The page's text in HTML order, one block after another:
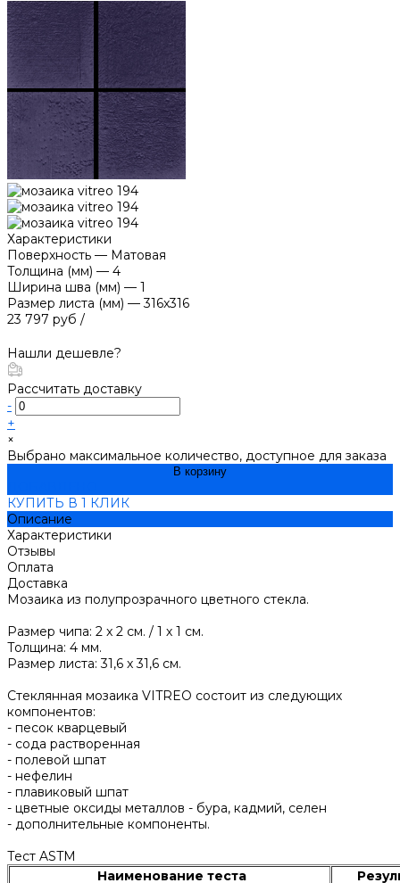
Характеристики
Поверхность — Матовая
Толщина (мм) — 4
Ширина шва (мм) — 1
Размер листа (мм) — 316x316
23 797 руб /
Нашли дешевле?
Рассчитать доставку
-
+
×
Выбрано максимальное количество, доступное для заказа
В корзину
КУПИТЬ В 1 КЛИК
Описание
Характеристики
Отзывы
Оплата
Доставка
Мозаика из полупрозрачного цветного стекла.
Размер чипа: 2 x 2 см. / 1 х 1 см.
Толщина: 4 мм.
Размер листа: 31,6 x 31,6 см.
Стеклянная мозаика VITREO состоит из следующих
компонентов:
- песок кварцевый
- сода растворенная
- полевой шпат
- нефелин
- плавиковый шпат
- цветные оксиды металлов - бура, кадмий, селен
- дополнительные компоненты.
Тест ASTM
Наименование теста